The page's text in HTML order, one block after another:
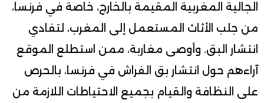
الجالية المغربية المقيمة بالخارج، خاصة في فرنسا،
من جلب الأثاث المستعمل إلى المغرب، لتفادي
انتشار البق. وأوصى مغاربة، ممن استطلع الموقع
آراءهم حول انتشار بق الفراش في فرنسا، بالحرص
على النظافة والقيام بجميع الاحتياطات اللازمة من